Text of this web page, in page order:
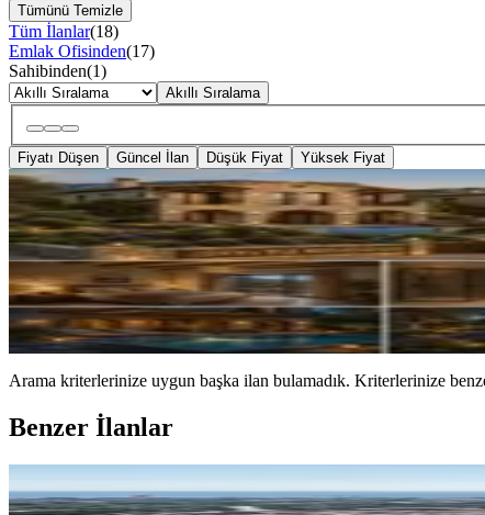
Tümünü Temizle
Tüm İlanlar(18)
Emlak Ofisinden(17)
Sahibinden(1)
Akıllı Sıralama
Fiyatı Düşen Güncel İlan Düşük Fiyat Yüksek Fiyat
🌿 Likya Taş Konakları – Kaş
Antalya, Kaş
2350 m²·20.05.2026
7.500.000 ₺
Arama kriterlerinize uygun başka ilan bulamadık. Kriterlerinize
Benzer İlanlar
Side De Satılık Pansiyon